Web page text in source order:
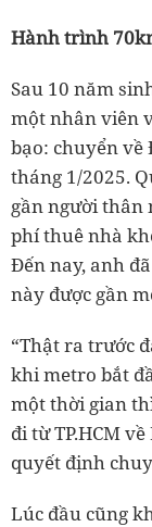
Hành trình
Sau 10 năm
một nhân viên
bạo: chuyển về
tháng 1/2025.
gần người thân
phí thuê nhà
Đến nay, anh
này được gần
“Thật ra trước
khi metro bắt
một thời gian
đi từ TP.HCM
quyết định
Lúc đầu cũng